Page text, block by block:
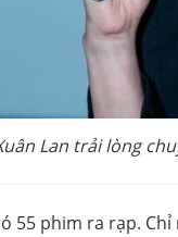
Lan trải lòng
55 phim ra rạp.